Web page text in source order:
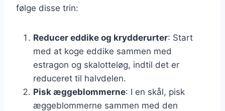
følge disse trin:
Reducer eddike og krydderurter: Start
med at koge eddike sammen med
estragon og skalotteløg, indtil det er
reduceret til halvdelen.
Pisk æggeblommerne: I en skål, pisk
æggeblommerne sammen med den